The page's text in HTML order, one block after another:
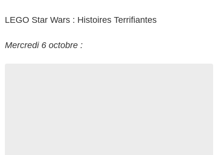
LEGO Star Wars : Histoires Terrifiantes
Mercredi 6 octobre :